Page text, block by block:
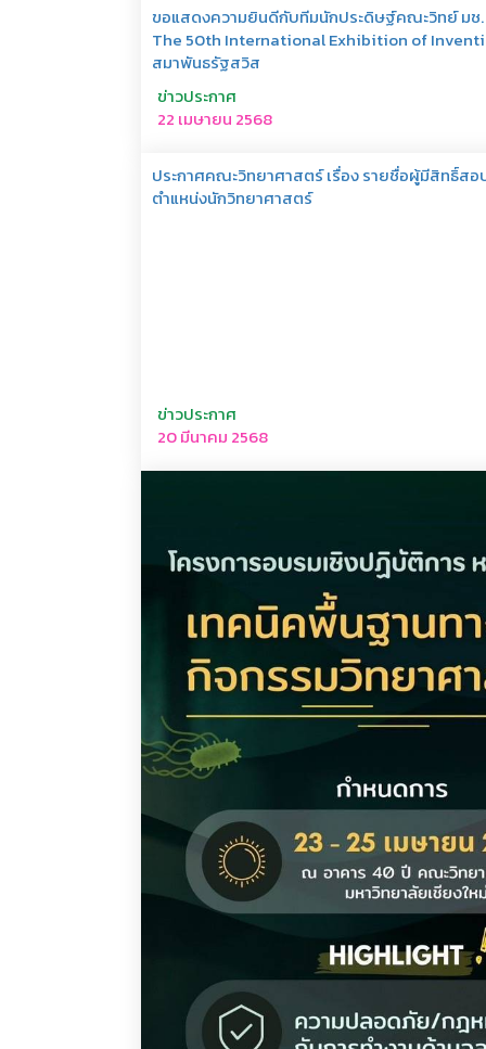
ขอแสดงความยินดีกับทีมนักประดิษฐ์คณะวิทย์ มช.
The 50th International Exhibition of
สมาพันธรัฐสวิส
ข่าวประกาศ
22 เมษายน 2568
ประกาศคณะวิทยาศาสตร์ เรื่อง รายชื่อผู้มีสิทธิ์ส
ตำแหน่งนักวิทยาศาสตร์
ข่าวประกาศ
20 มีนาคม 2568